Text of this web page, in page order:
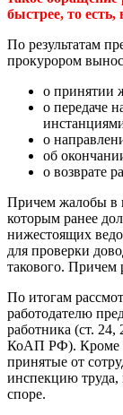
быстрее, то
По результатам
прокурором
о принятии
о передаче
о
об
о возврате
Причем жалобы в
которым ранее
нижестоящих
для проверки
такового. Причем
По итогам
работодателю
работника (ст.
КоАП РФ). Кроме
принятые от
инспекцию труда,
споре.